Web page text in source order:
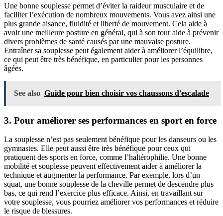
Une bonne souplesse permet d’éviter la raideur musculaire et de
faciliter l’exécution de nombreux mouvements. Vous avez ainsi une
plus grande aisance, fluidité et liberté de mouvement. Cela aide à
avoir une meilleure posture en général, qui à son tour aide à prévenir
divers problèmes de santé causés par une mauvaise posture.
Entraîner sa souplesse peut également aider à améliorer l’équilibre,
ce qui peut être très bénéfique, en particulier pour les personnes
âgées.
See also Guide pour bien choisir vos chaussons d'escalade
3. Pour améliorer ses performances en sport en force
La souplesse n’est pas seulement bénéfique pour les danseurs ou les
gymnastes. Elle peut aussi être très bénéfique pour ceux qui
pratiquent des sports en force, comme l’haltérophilie. Une bonne
mobilité et souplesse peuvent effectivement aider à améliorer la
technique et augmenter la performance. Par exemple, lors d’un
squat, une bonne souplesse de la cheville permet de descendre plus
bas, ce qui rend l’exercice plus efficace. Ainsi, en travaillant sur
votre souplesse, vous pourriez améliorer vos performances et réduire
le risque de blessures.